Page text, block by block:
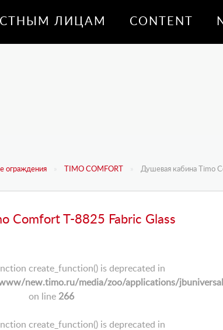
ЛИЦАМ CONTENT
ограждения TIMO COMFORT Душевая кабина Timo
Comfort T-8825 Fabric Glass
create_function() is deprecated in
new.timo.ru/media/zoo/applications/
on line 266
create_function() is deprecated in